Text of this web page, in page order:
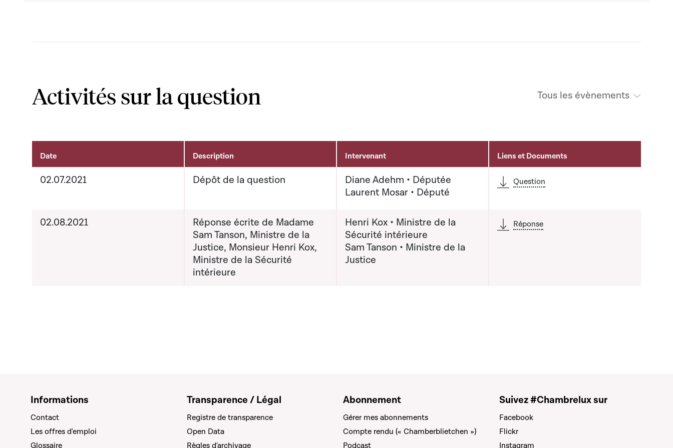
Activités sur la question Tous les évènements
Activités liées au dossier
Date Description Intervenant Liens et Documents
02.07.2021 Dépôt de la question
Diane Adehm • Députée
Laurent Mosar • Député
Question
02.08.2021
Réponse écrite de Madame
Sam Tanson, Ministre de la
Justice, Monsieur Henri Kox,
Ministre de la Sécurité
intérieure
Henri Kox • Ministre de la
Sécurité intérieure
Sam Tanson • Ministre de la
Justice
Réponse
Informations
Contact
Les offres d'emploi
Glossaire
Transparence / Légal
Registre de transparence
Open Data
Règles d'archivage
Abonnement
Gérer mes abonnements
Compte rendu (« Chamberblietchen »)
Podcast
Suivez #Chambrelux sur
Facebook
Flickr
Instagram